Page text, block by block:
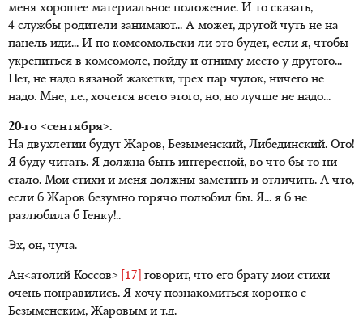
меня хорошее материальное положение. И то сказать,
4 службы родители занимают... А может, другой чуть не на
панель иди... И по-комсомольски ли это будет, если я, чтобы
укрепиться в комсомоле, пойду и отниму место у другого...
Нет, не надо вязаной жакетки, трех пар чулок, ничего не
надо. Мне, т.е., хочется всего этого, но, но лучше не надо...
20-го <сентября>.
На двухлетии будут Жаров, Безыменский, Либединский. Ого!
Я буду читать. Я должна быть интересной, во что бы то ни
стало. Мои стихи и меня должны заметить и отличить. А что,
если б Жаров безумно горячо полюбил бы. Я... я б не
разлюбила б Генку!..
Эх, он, чуча.
Ан<атолий Коссов> [17] говорит, что его брату мои стихи
очень понравились. Я хочу познакомиться коротко с
Безыменским, Жаровым и т.д.